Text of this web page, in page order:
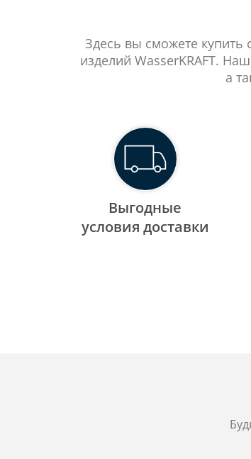
Здесь вы сможете купить
изделий WasserKRAFT.
а
Выгодные
уcловия доставки